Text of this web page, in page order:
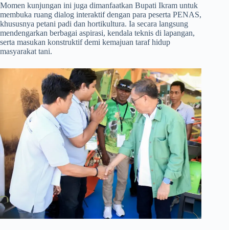
​Momen kunjungan ini juga dimanfaatkan Bupati Ikram untuk
membuka ruang dialog interaktif dengan para peserta PENAS,
khususnya petani padi dan hortikultura. Ia secara langsung
mendengarkan berbagai aspirasi, kendala teknis di lapangan,
serta masukan konstruktif demi kemajuan taraf hidup
masyarakat tani.